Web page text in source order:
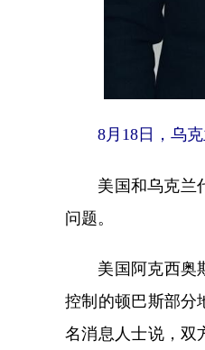
8月18日，乌
美国和乌克兰代
问题。
美国阿克西奥斯
控制的顿巴斯部分
名消息人士说，双